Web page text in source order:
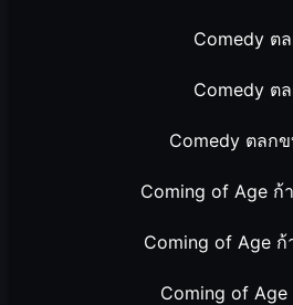
Comedy ต
Comedy ต
Comedy ตลก
Coming of Age ก้
Coming of Age ก้
Coming of Age